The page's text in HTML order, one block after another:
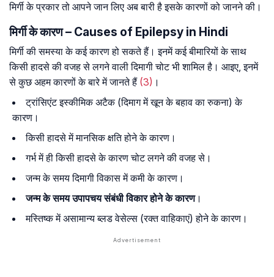
मिर्गी के प्रकार तो आपने जान लिए अब बारी है इसके कारणों को जानने की।
मिर्गी के कारण – Causes of Epilepsy in Hindi
मिर्गी की समस्या के कई कारण हो सकते हैं। इनमें कई बीमारियों के साथ
किसी हादसे की वजह से लगने वाली दिमागी चोट भी शामिल है। आइए, इनमें
से कुछ अहम कारणों के बारे में जानते हैं (3) ।
ट्रांसिएंट इस्कीमिक अटैक (दिमाग में खून के बहाव का रुकना) के
कारण।
किसी हादसे में मानसिक क्षति होने के कारण।
गर्भ में ही किसी हादसे के कारण चोट लगने की वजह से।
जन्म के समय दिमागी विकास में कमी के कारण।
जन्म के समय उपापचय संबंधी विकार होने के कारण।
मस्तिष्क में असामान्य ब्लड वेसेल्स (रक्त वाहिकाएं) होने के कारण।